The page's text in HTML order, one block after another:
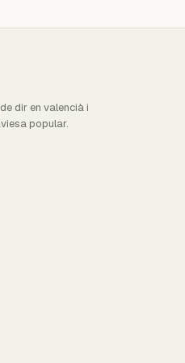
dir en valencià i
popular.